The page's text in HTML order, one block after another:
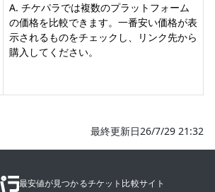
A. チケパラでは複数のプラットフォーム
の価格を比較できます。一番安い価格が表
示されるものをチェックし、リンク先から
購入してください。
最終更新日26/7/29 21:32
最安値が見つかるチケット比較サイト